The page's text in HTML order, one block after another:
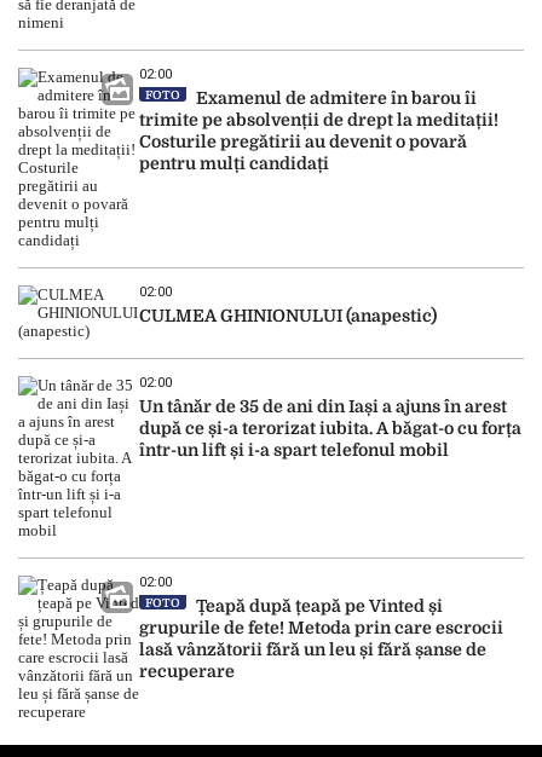
02:00
FOTO
Examenul de admitere în barou îi
trimite pe absolvenții de drept la meditații!
Costurile pregătirii au devenit o povară
pentru mulți candidați
02:00
CULMEA GHINIONULUI (anapestic)
02:00
Un tânăr de 35 de ani din Iași a ajuns în arest
după ce și-a terorizat iubita. A băgat-o cu forța
într-un lift și i-a spart telefonul mobil
02:00
FOTO
Țeapă după țeapă pe Vinted și
grupurile de fete! Metoda prin care escrocii
lasă vânzătorii fără un leu și fără șanse de
recuperare